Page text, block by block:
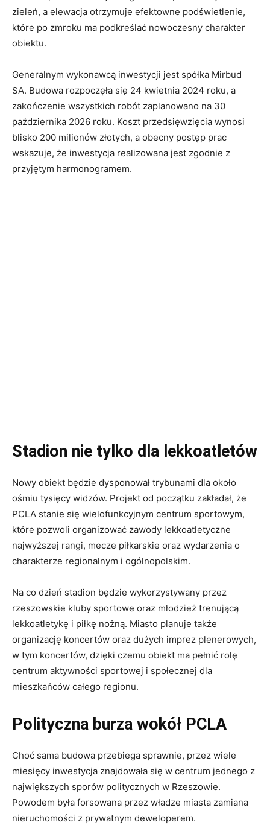
zieleń, a elewacja otrzymuje efektowne podświetlenie,
które po zmroku ma podkreślać nowoczesny charakter
obiektu.
Generalnym wykonawcą inwestycji jest spółka Mirbud
SA. Budowa rozpoczęła się 24 kwietnia 2024 roku, a
zakończenie wszystkich robót zaplanowano na 30
października 2026 roku. Koszt przedsięwzięcia wynosi
blisko 200 milionów złotych, a obecny postęp prac
wskazuje, że inwestycja realizowana jest zgodnie z
przyjętym harmonogramem.
Stadion nie tylko dla lekkoatletów
Nowy obiekt będzie dysponował trybunami dla około
ośmiu tysięcy widzów. Projekt od początku zakładał, że
PCLA stanie się wielofunkcyjnym centrum sportowym,
które pozwoli organizować zawody lekkoatletyczne
najwyższej rangi, mecze piłkarskie oraz wydarzenia o
charakterze regionalnym i ogólnopolskim.
Na co dzień stadion będzie wykorzystywany przez
rzeszowskie kluby sportowe oraz młodzież trenującą
lekkoatletykę i piłkę nożną. Miasto planuje także
organizację koncertów oraz dużych imprez plenerowych,
w tym koncertów, dzięki czemu obiekt ma pełnić rolę
centrum aktywności sportowej i społecznej dla
mieszkańców całego regionu.
Polityczna burza wokół PCLA
Choć sama budowa przebiega sprawnie, przez wiele
miesięcy inwestycja znajdowała się w centrum jednego z
największych sporów politycznych w Rzeszowie.
Powodem była forsowana przez władze miasta zamiana
nieruchomości z prywatnym deweloperem.